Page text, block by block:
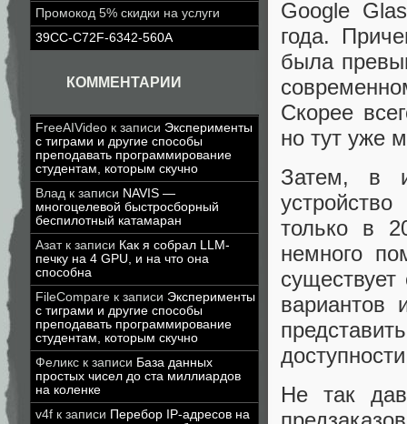
Промокод 5% скидки на услуги
39CC-C72F-6342-560A
КОММЕНТАРИИ
FreeAIVideo к записи Эксперименты
с тиграми и другие способы
преподавать программирование
студентам, которым скучно
Влад к записи NAVIS —
многоцелевой быстросборный
беспилотный катамаран
Азатк записи Как я собрал LLM-
печку на 4 GPU, и на что она
способна
FileCompare к записи Эксперименты
с тиграми и другие способы
преподавать программирование
студентам, которым скучно
Феликс к записи База данных
простых чисел до ста миллиардов
на коленке
v4f к записи Перебор IP-адресов на
Google
года.
была
Скорее
но тут уже
Затем, в
только в
немного
вариантов
Не так